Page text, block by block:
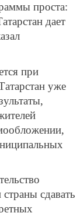
проста:
дает
при
уже
сдавать